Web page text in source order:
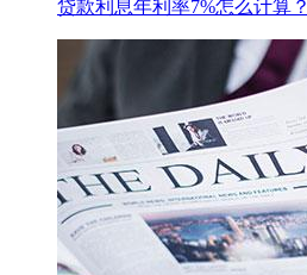
贷款利息年利率7%怎么计算？